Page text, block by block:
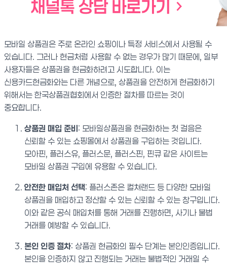
모바일 상품권은 주로 온라인 쇼핑이나 특정 서비스에서 사용될 수
있습니다. 그러나 현금처럼 사용할 수 없는 경우가 많기 때문에, 일부
사용자들은 상품권을 현금화하려고 시도합니다. 이는
신용카드현금화와는 다른 개념으로, 상품권을 안전하게 현금화하기
위해서는 한국상품권협회에서 인증한 절차를 따르는 것이
중요합니다.
상품권 매입 준비: 모바일상품권을 현금화하는 첫 걸음은
신뢰할 수 있는 쇼핑몰에서 상품권을 구입하는 것입니다.
모아핀, 플러스유, 플러스문, 플러스핀, 핀큐 같은 사이트는
모바일 상품권 구입에 유용할 수 있습니다.
안전한 매입처 선택: 플러스존은 컬쳐랜드 등 다양한 모바일
상품권을 매입하고 정산할 수 있는 신뢰할 수 있는 창구입니다.
이와 같은 공식 매입처를 통해 거래를 진행하면, 사기나 불법
거래를 예방할 수 있습니다.
본인 인증 절차: 상품권 현금화의 필수 단계는 본인인증입니다.
본인을 인증하지 않고 진행되는 거래는 불법적인 거래일 수